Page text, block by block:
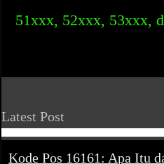
51xxx, 52xxx, 53xxx,
Latest Post
Kode Pos 16161: Apa Itu